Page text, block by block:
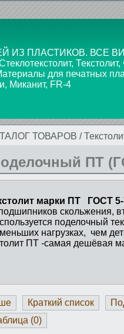
ИЗ ПЛАСТИКОВ. ВСЕ
Текстолит,
для печатных
Миканит, FR-4
ТОВАРОВ /
ПТ
марки ПТ ГОСТ 5-
скольжения,
поделочный
нагрузках, чем
ПТ -самая дешёвая
Краткий список
(0)